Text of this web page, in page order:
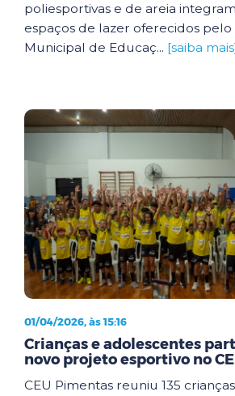
poliesportivas e de areia
espaços de lazer oferecidos pelo
Municipal de Educaç... [saiba
01/04/2026, às 15:16
Crianças e adolescentes
novo projeto esportivo no
CEU Pimentas reuniu 135